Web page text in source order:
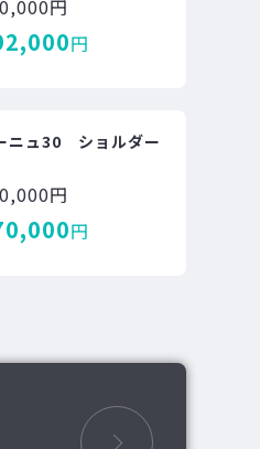
円
円
ニュ30 ショルダー
円
円